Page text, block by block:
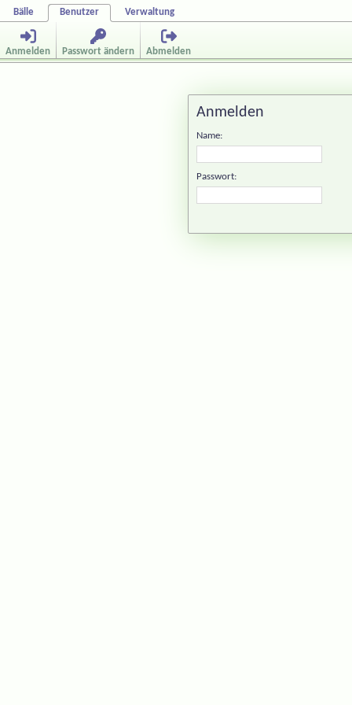
Bälle Benutzer Verwaltung
Anmelden Passwort ändern Abmelden
Anmelden
Name:
Passwort: